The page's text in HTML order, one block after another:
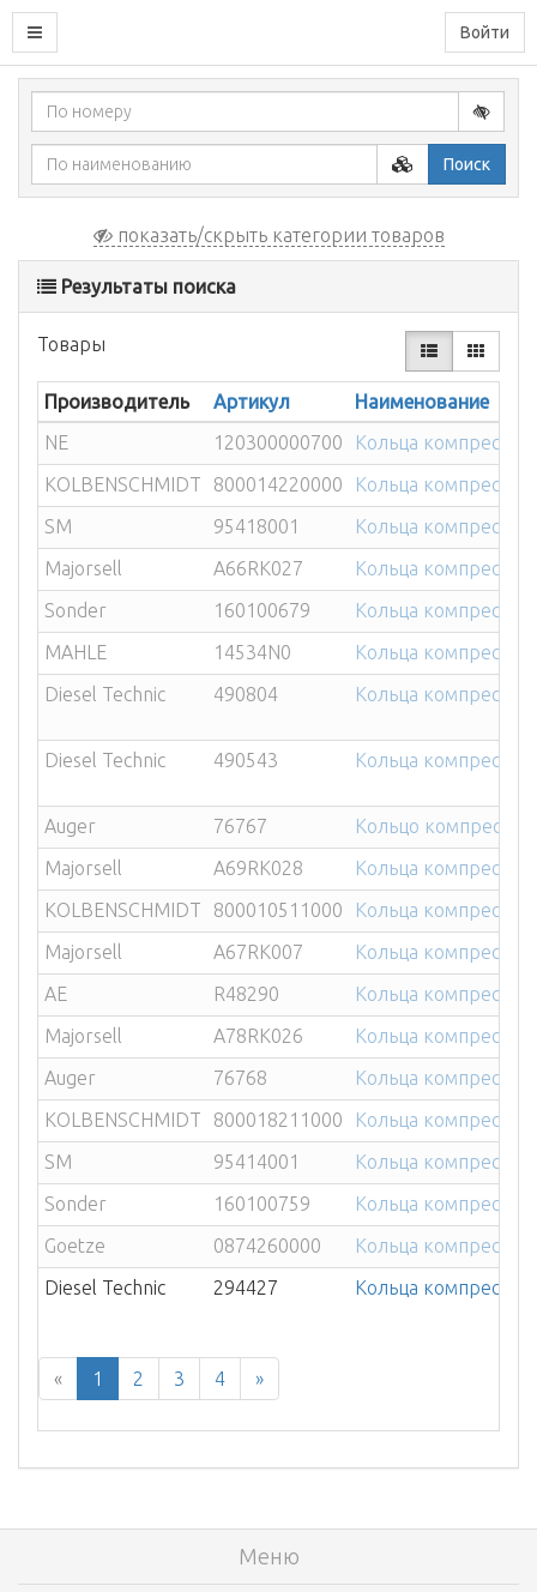
Войти
Поиск
показать/скрыть категории товаров
Результаты поиска
Товары
Производитель Артикул
Наименование
NE
120300000700
Кольца
KOLBENSCHMIDT
800014220000
Кольца
SM
95418001
Кольца
Majorsell
A66RK027
Кольца
Sonder
160100679
Кольца
MAHLE
14534N0
Кольца
Diesel Technic
490804 Кольца
Diesel Technic 490543 Кольца
Auger 76767
Кольцо
Majorsell
A69RK028
Кольца
KOLBENSCHMIDT
800010511000
Кольца
Majorsell
A67RK007
Кольца
AE
R48290
Кольца
Majorsell
A78RK026
Кольца
Auger
76768
Кольца
KOLBENSCHMIDT
800018211000
Кольца
SM
95414001
Кольца
Sonder
160100759
Кольца
Goetze
0874260000
Кольца
Diesel Technic
294427 Кольца
« 1 2 3 4 »
Меню